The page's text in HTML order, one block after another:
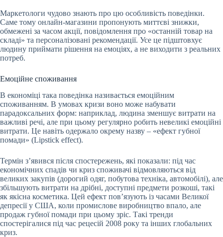
Маркетологи чудово знають про цю особливість поведінки.
Саме тому онлайн-магазини пропонують миттєві знижки,
обмежені за часом акції, повідомлення про «останній товар на
складі» та персоналізовані рекомендації. Усе це підштовхує
людину приймати рішення на емоціях, а не виходити з реальних
потреб.
Емоційне споживання
В економіці така поведінка називається емоційним
споживанням. В умовах кризи воно може набувати
парадоксальних форм: наприклад, людина зменшує витрати на
важливі речі, але при цьому регулярно робить невеликі емоційні
витрати. Це навіть одержало окрему назву – «ефект губної
помади» (Lipstick effect).
Термін з’явився після спостережень, які показали: під час
економічних спадів чи криз споживачі відмовляються від
великих закупів (дорогий одяг, побутова техніка, автомобілі), але
збільшують витрати на дрібні, доступні предмети розкоші, такі
як якісна косметика. Цей ефект пов’язують із часами Великої
депресії у США, коли промислове виробництво впало, але
продаж губної помади при цьому зріс. Такі тренди
спостерігалися під час рецесій 2008 року та інших глобальних
криз.